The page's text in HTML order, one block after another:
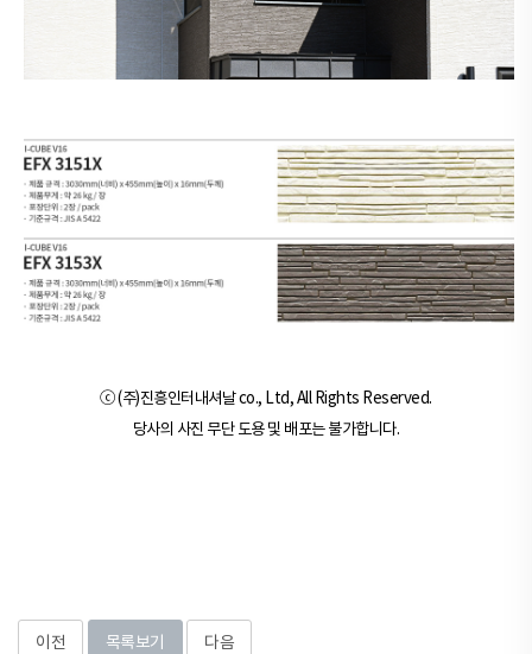
ⓒ (주)진흥인터내셔날 co., Ltd, All Rights Reserved.
당사의 사진 무단 도용 및 배포는 불가합니다.
이전 목록보기 다음